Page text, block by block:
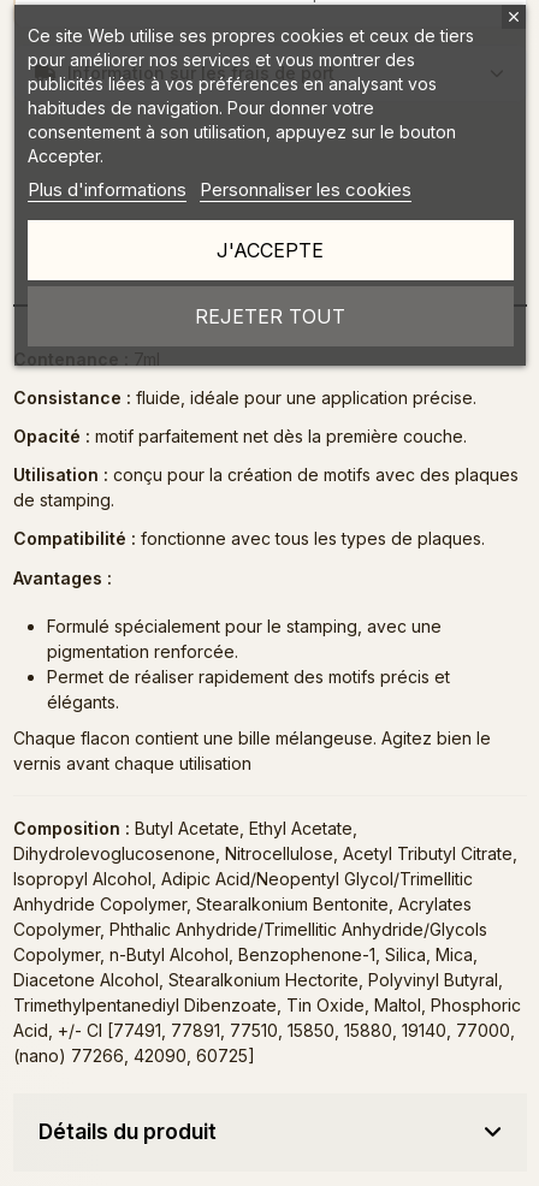
Information sur les frais de port
Consistance : fluide, idéale pour une application précise.
Opacité : motif parfaitement net dès la première couche.
Utilisation : conçu pour la création de motifs avec des plaques
de stamping.
Compatibilité : fonctionne avec tous les types de plaques.
Avantages :
Formulé spécialement pour le stamping, avec une
pigmentation renforcée.
Permet de réaliser rapidement des motifs précis et
élégants.
Chaque flacon contient une bille mélangeuse. Agitez bien le
vernis avant chaque utilisation
Composition : Butyl Acetate, Ethyl Acetate,
Dihydrolevoglucosenone, Nitrocellulose, Acetyl Tributyl Citrate,
Isopropyl Alcohol, Adipic Acid/Neopentyl Glycol/Trimellitic
Anhydride Copolymer, Stearalkonium Bentonite, Acrylates
Copolymer, Phthalic Anhydride/Trimellitic Anhydride/Glycols
Copolymer, n-Butyl Alcohol, Benzophenone-1, Silica, Mica,
Diacetone Alcohol, Stearalkonium Hectorite, Polyvinyl Butyral,
Trimethylpentanediyl Dibenzoate, Tin Oxide, Maltol, Phosphoric
Acid, +/- CI [77491, 77891, 77510, 15850, 15880, 19140, 77000,
(nano) 77266, 42090, 60725]
Détails du produit
Ce site Web utilise ses propres cookies et ceux de tiers
pour améliorer nos services et vous montrer des
publicités liées à vos préférences en analysant vos
habitudes de navigation. Pour donner votre
consentement à son utilisation, appuyez sur le bouton
Accepter.
Plus d'informations Personnaliser les cookies
REJETER TOUT
J'ACCEPTE